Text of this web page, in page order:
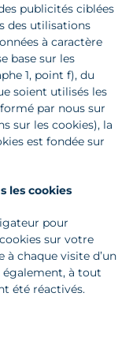
publicités ciblées
des utilisations
à caractère
base sur les
1, point f), du
soient utilisés les
par nous sur
sur les cookies), la
est fondée sur
les cookies
pour
sur votre
à chaque visite d’un
également, à tout
été réactivés.